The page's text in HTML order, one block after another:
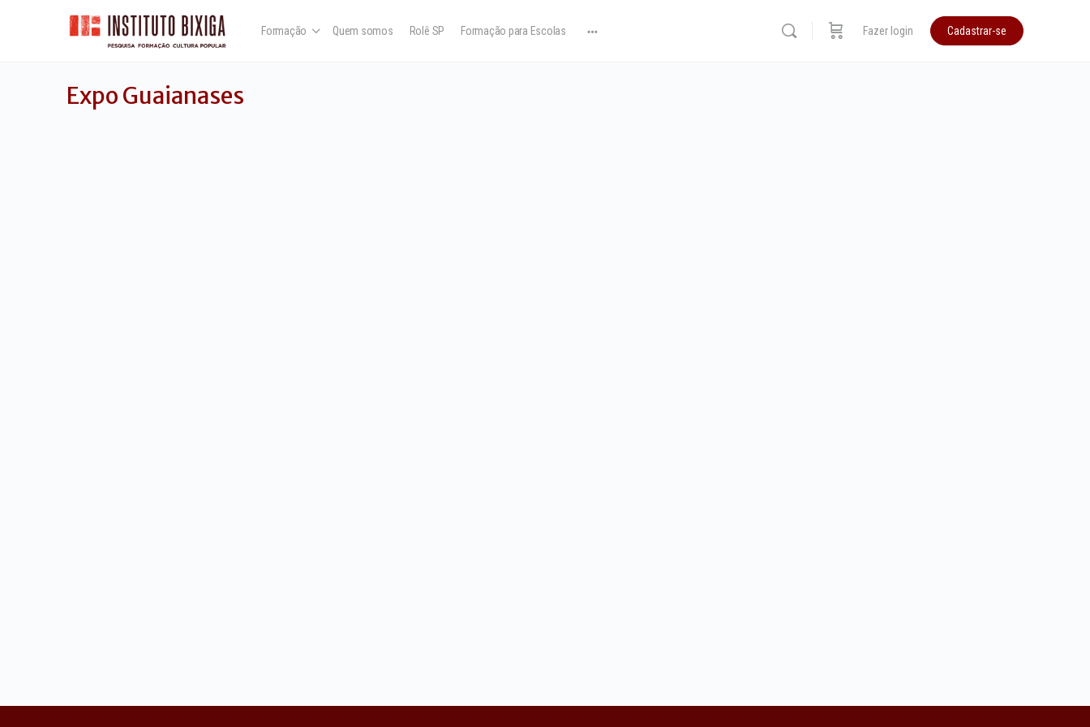
Formação Quem somos Rolê SP Formação para Escolas Fazer login Cadastrar-se
Expo Guaianases